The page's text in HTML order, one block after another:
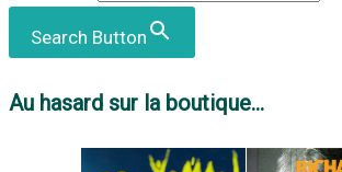
Search Button
Au hasard sur la boutique...